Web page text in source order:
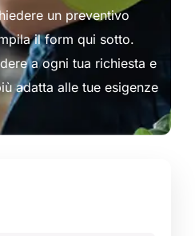
un preventivo
il form qui sotto.
a ogni tua richiesta e
adatta alle tue esigenze